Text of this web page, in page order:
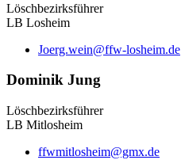
Löschbezirksführer
LB Losheim
Joerg.wein@ffw-losheim.de
Dominik Jung
Löschbezirksführer
LB Mitlosheim
ffwmitlosheim@gmx.de